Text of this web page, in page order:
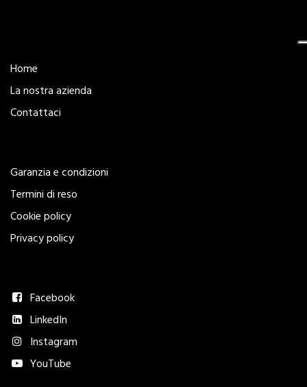
Home
La nostra azienda
Contattaci
Garanzia e condizioni
Termini di reso
Cookie policy
Privacy policy
Facebook
LinkedIn
Instagram
YouTube